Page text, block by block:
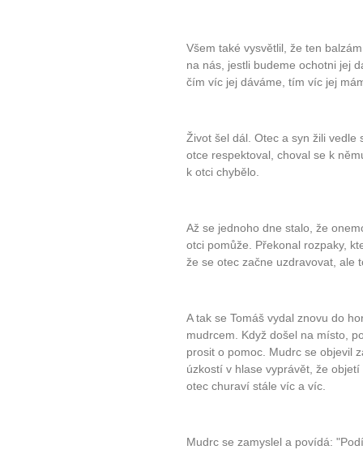
...
Máte pocit, že jste unaveni
Jak mít více energie
Jak vnést do života
Všem také vysvětlil, že ten
na nás, jestli budeme ochotni jej
čím víc jej dáváme, tím víc jej
Život šel dál. Otec a syn žili vedle
otce respektoval, choval se k
k otci chybělo.
Až se jednoho dne stalo, že
otci pomůže. Překonal rozpaky,
že se otec začne uzdravovat, ale
A tak se Tomáš vydal znovu do
mudrcem. Když došel na místo,
prosit o pomoc. Mudrc se objevil
úzkostí v hlase vyprávět, že
otec churaví stále víc a víc.
Mudrc se zamyslel a povídá: